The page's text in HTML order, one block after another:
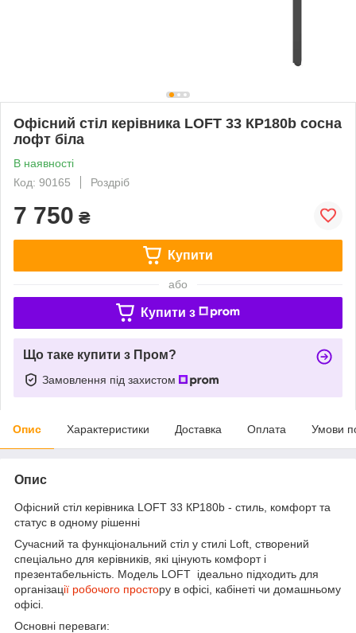
Офісний стіл керівника LOFT 33 КP180b сосна
лофт біла
В наявності
Код: 90165
Роздріб
7 750 ₴
Купити
або
Купити з
Що таке купити з Пром?
Замовлення під захистом
Опис Характеристики Доставка Оплата Умови
Опис
Офісний стіл керівника LOFT 33 КP180b - стиль, комфорт та
статус в одному рішенні
Сучасний та функціональний стіл у стилі Loft, створений
спеціально для керівників, які цінують комфорт і
презентабельність. Модель LOFT ідеально підходить для
організації робочого простору в офісі, кабінеті чи домашньому
офісі.
Основні переваги: